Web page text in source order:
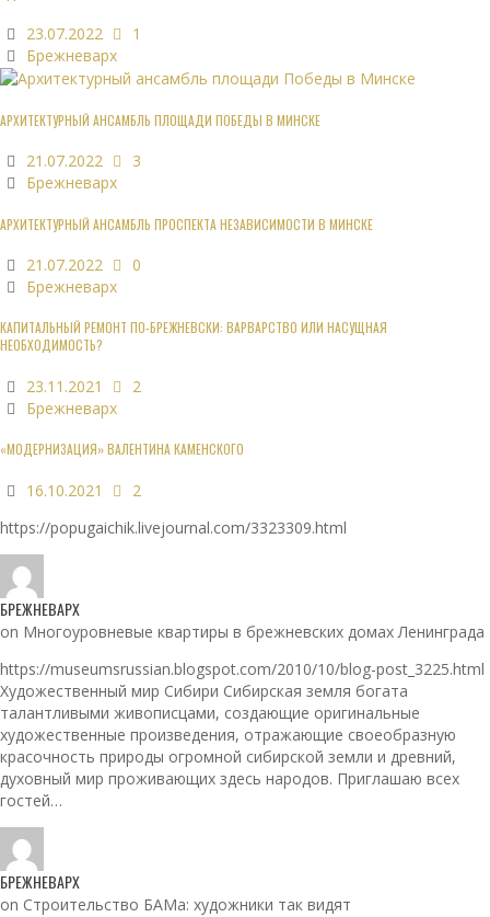
23.07.2022
1
Брежневарх
АРХИТЕКТУРНЫЙ АНСАМБЛЬ ПЛОЩАДИ ПОБЕДЫ В МИНСКЕ
21.07.2022
3
Брежневарх
АРХИТЕКТУРНЫЙ АНСАМБЛЬ ПРОСПЕКТА НЕЗАВИСИМОСТИ В МИНСКЕ
21.07.2022
0
Брежневарх
КАПИТАЛЬНЫЙ РЕМОНТ ПО-БРЕЖНЕВСКИ: ВАРВАРСТВО ИЛИ НАСУЩНАЯ
НЕОБХОДИМОСТЬ?
23.11.2021
2
Брежневарх
«МОДЕРНИЗАЦИЯ» ВАЛЕНТИНА КАМЕНСКОГО
16.10.2021
2
https://popugaichik.livejournal.com/3323309.html
БРЕЖНЕВАРХ
on Многоуровневые квартиры в брежневских домах Ленинграда
https://museumsrussian.blogspot.com/2010/10/blog-post_3225.html
Художественный мир Сибири Сибирская земля богата
талантливыми живописцами, создающие оригинальные
художественные произведения, отражающие своеобразную
красочность природы огромной сибирской земли и древний,
духовный мир проживающих здесь народов. Приглашаю всех
гостей…
БРЕЖНЕВАРХ
on Строительство БАМа: художники так видят